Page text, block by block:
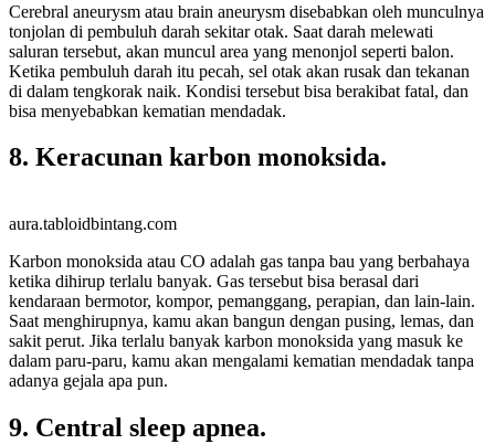
Cerebral aneurysm atau brain aneurysm disebabkan oleh munculnya
tonjolan di pembuluh darah sekitar otak. Saat darah melewati
saluran tersebut, akan muncul area yang menonjol seperti balon.
Ketika pembuluh darah itu pecah, sel otak akan rusak dan tekanan
di dalam tengkorak naik. Kondisi tersebut bisa berakibat fatal, dan
bisa menyebabkan kematian mendadak.
8. Keracunan karbon monoksida.
aura.tabloidbintang.com
Karbon monoksida atau CO adalah gas tanpa bau yang berbahaya
ketika dihirup terlalu banyak. Gas tersebut bisa berasal dari
kendaraan bermotor, kompor, pemanggang, perapian, dan lain-lain.
Saat menghirupnya, kamu akan bangun dengan pusing, lemas, dan
sakit perut. Jika terlalu banyak karbon monoksida yang masuk ke
dalam paru-paru, kamu akan mengalami kematian mendadak tanpa
adanya gejala apa pun.
9. Central sleep apnea.